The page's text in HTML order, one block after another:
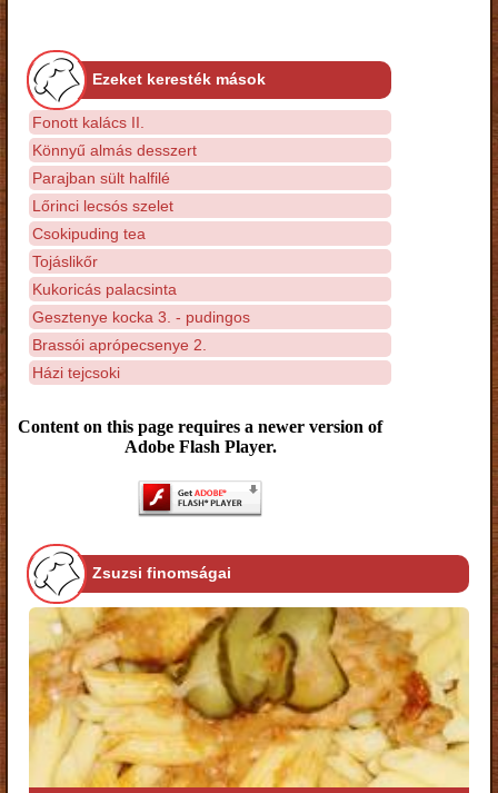
Ezeket keresték mások
Fonott kalács II.
Könnyű almás desszert
Parajban sült halfilé
Lőrinci lecsós szelet
Csokipuding tea
Tojáslikőr
Kukoricás palacsinta
Gesztenye kocka 3. - pudingos
Brassói aprópecsenye 2.
Házi tejcsoki
Content on this page requires a newer version of
Adobe Flash Player.
Zsuzsi finomságai